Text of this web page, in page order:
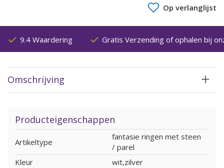
Op verlanglijst
9.4 Waardering Gratis Verzending of ophalen bij
Omschrijving
Producteigenschappen
Artikeltype
fantasie ringen met steen
/ parel
Kleur
wit,zilver